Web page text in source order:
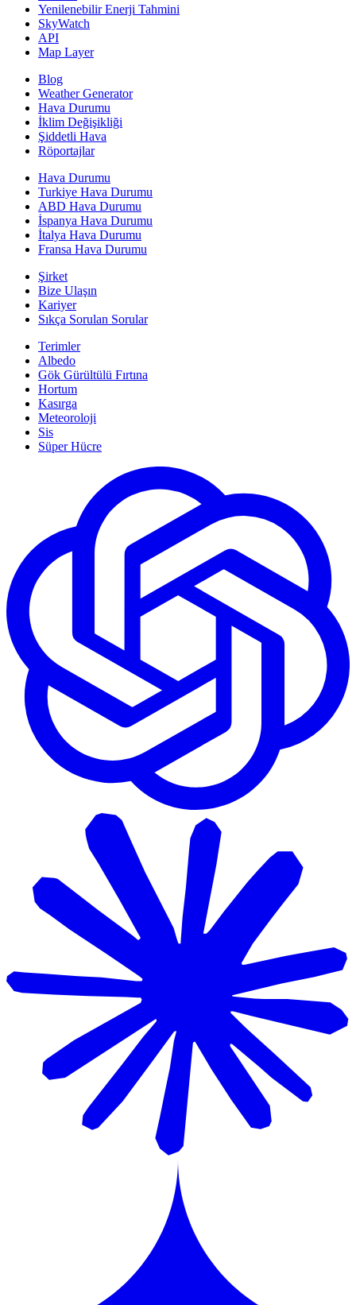
Yenilenebilir Enerji Tahmini
SkyWatch
API
Map Layer
Blog
Weather Generator
Hava Durumu
İklim Değişikliği
Şiddetli Hava
Röportajlar
Hava Durumu
Turkiye Hava Durumu
ABD Hava Durumu
İspanya Hava Durumu
İtalya Hava Durumu
Fransa Hava Durumu
Şirket
Bize Ulaşın
Kariyer
Sıkça Sorulan Sorular
Terimler
Albedo
Gök Gürültülü Fırtına
Hortum
Kasırga
Meteoroloji
Sis
Süper Hücre